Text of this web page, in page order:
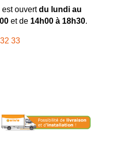
est ouvertdu lundi au
et de 14h00 à 18h30.
33